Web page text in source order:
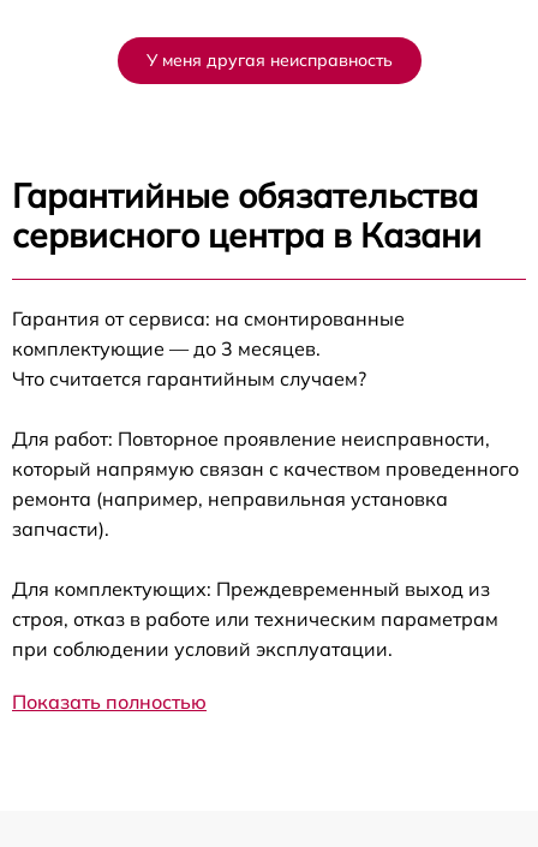
У меня другая неисправность
Гарантийные обязательства
сервисного центра в Казани
Гарантия от сервиса: на смонтированные
комплектующие — до 3 месяцев.
Что считается гарантийным случаем?
Для работ: Повторное проявление неисправности,
который напрямую связан с качеством проведенного
ремонта (например, неправильная установка
запчасти).
Для комплектующих: Преждевременный выход из
строя, отказ в работе или техническим параметрам
при соблюдении условий эксплуатации.
Показать полностью